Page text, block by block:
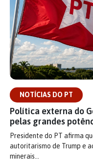
NOTÍCIAS DO PT
Política externa do
pelas grandes
Presidente do PT afirma
autoritarismo de Trump e
minerais…